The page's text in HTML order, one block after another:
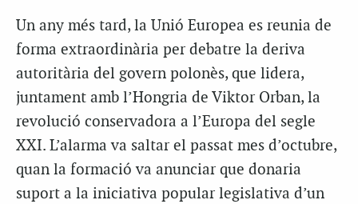
Un any més tard, la Unió Europea es reunia de
forma extraordinària per debatre la deriva
autoritària del govern polonès, que lidera,
juntament amb l’Hongria de Viktor Orban, la
revolució conservadora a l’Europa del segle
XXI. L’alarma va saltar el passat mes d’octubre,
quan la formació va anunciar que donaria
suport a la iniciativa popular legislativa d’un